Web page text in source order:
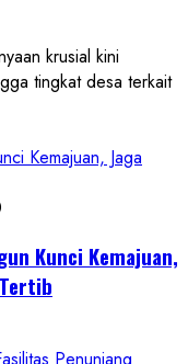
krusial kini
tingkat desa terkait
Kemajuan, Jaga
Kunci Kemajuan,
Penunjang